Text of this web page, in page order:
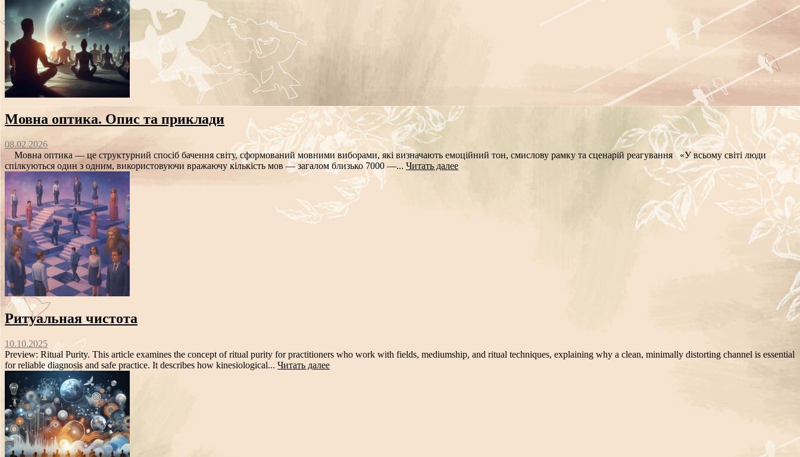
Мовна оптика. Опис та приклади
08.02.2026
Мовна оптика — це структурний спосіб бачення світу, сформований мовними виборами, які визначають емоційний тон, смислову рамку та сценарій реагування «У всьому світі люди
спілкуються один з одним, використовуючи вражаючу кількість мов — загалом близько 7000 —... Читать далее
Ритуальная чистота
10.10.2025
Preview: Ritual Purity. This article examines the concept of ritual purity for practitioners who work with fields, mediumship, and ritual techniques, explaining why a clean, minimally distorting channel is essential
for reliable diagnosis and safe practice. It describes how kinesiological... Читать далее